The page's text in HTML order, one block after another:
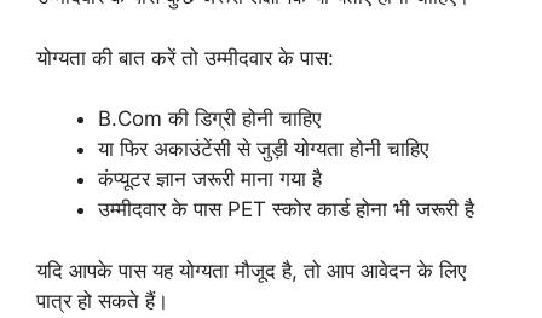
योग्यता की बात करें तो उम्मीदवार के पास:
B.Com की डिग्री होनी चाहिए
या फिर अकाउंटेंसी से जुड़ी योग्यता होनी चाहिए
कंप्यूटर ज्ञान जरूरी माना गया है
उम्मीदवार के पास PET स्कोर कार्ड होना भी जरूरी है
यदि आपके पास यह योग्यता मौजूद है, तो आप आवेदन के लिए
पात्र हो सकते हैं।